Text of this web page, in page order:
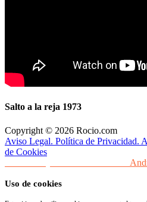
Salto a la reja 1973
Copyright © 2026 Rocio.com
Aviso Legal. Política de Privacidad.
de Cookies
Uso de cookies